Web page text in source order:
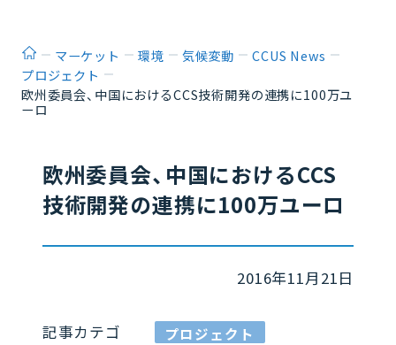
ホームマーケット 環境 気候変動
CCUS News
プロジェクト
欧州委員会、中国におけるCCS技術開発の連携に100万ユ
ーロ
欧州委員会、中国におけるCCS
技術開発の連携に100万ユーロ
2016年11月21日
記事カテゴ
プロジェクト